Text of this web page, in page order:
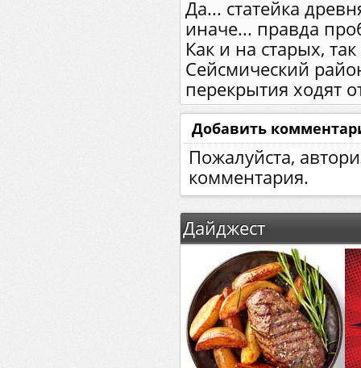
Да... статейка
иначе... правда
Как и на старых,
Сейсмический
перекрытия ходят
Добавить
Пожалуйста,
комментария.
Дайджест